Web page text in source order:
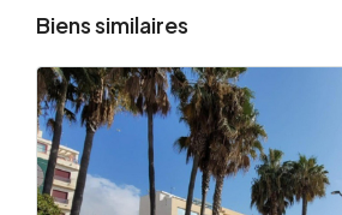
Biens similaires